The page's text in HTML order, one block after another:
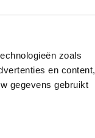
zoals
en content,
gegevens gebruikt